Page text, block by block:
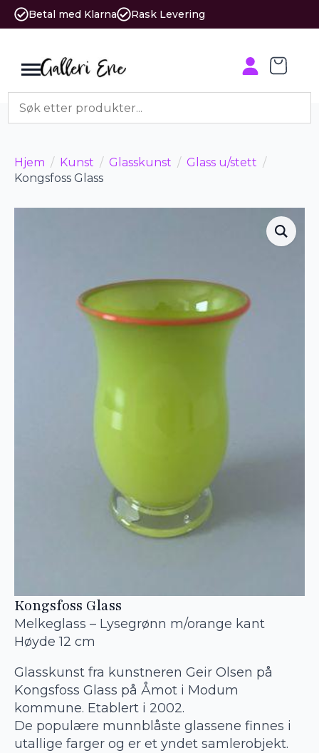
Betal med Klarna Rask Levering
Hjem Kunst Glasskunst
Glass u/stett
Kongsfoss Glass
Kongsfoss Glass
Melkeglass – Lysegrønn m/orange kant
Høyde 12 cm
Glasskunst fra kunstneren Geir Olsen på
Kongsfoss Glass på Åmot i Modum
kommune. Etablert i 2002.
De populære munnblåste glassene finnes i
utallige farger og er et yndet samlerobjekt.